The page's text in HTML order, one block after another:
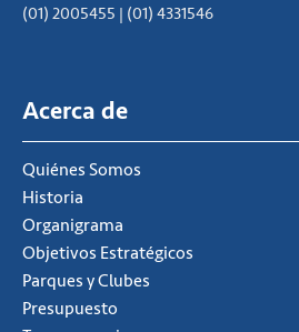
(01) 2005455 | (01) 4331546
Acerca de
Quiénes Somos
Historia
Organigrama
Objetivos Estratégicos
Parques y Clubes
Presupuesto